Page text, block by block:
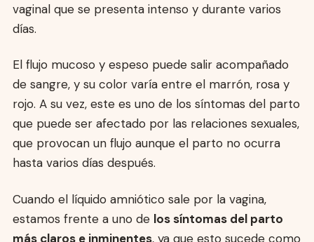
vaginal que se presenta intenso y durante varios
días.
El flujo mucoso y espeso puede salir acompañado
de sangre, y su color varía entre el marrón, rosa y
rojo. A su vez, este es uno de los síntomas del parto
que puede ser afectado por las relaciones sexuales,
que provocan un flujo aunque el parto no ocurra
hasta varios días después.
Cuando el líquido amniótico sale por la vagina,
estamos frente a uno de los síntomas del parto
más claros e inminentes, ya que esto sucede como